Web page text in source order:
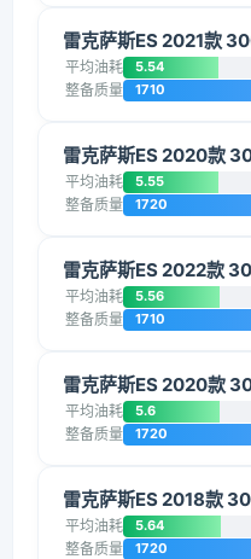
雷克萨斯ES 2021款
平均油耗 5.54
整备质量 1710
雷克萨斯ES 2020款
平均油耗 5.55
整备质量 1720
雷克萨斯ES 2022款
平均油耗 5.56
整备质量 1710
雷克萨斯ES 2020款
平均油耗 5.6
整备质量 1720
雷克萨斯ES 2018款
平均油耗 5.64
整备质量 1720